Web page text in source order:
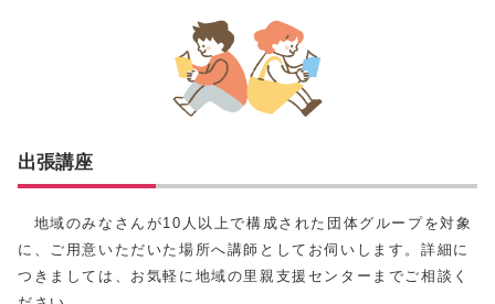
出張講座
地域のみなさんが10人以上で構成された団体グループを対象
に、ご用意いただいた場所へ講師としてお伺いします。詳細に
つきましては、お気軽に地域の里親支援センターまでご相談く